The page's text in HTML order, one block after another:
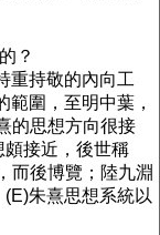
？
重持敬的內向工
圍，至明中葉，
的思想方向很接
接近，後世稱
而後博覽；陸九淵
朱熹思想系統以